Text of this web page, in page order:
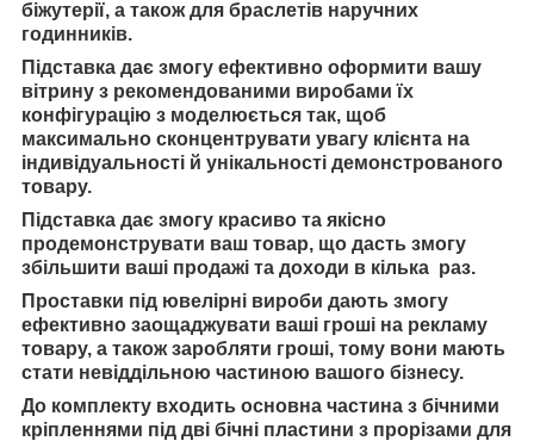
біжутерії, а також для браслетів наручних
годинників.
Підставка дає змогу ефективно оформити вашу
вітрину з рекомендованими виробами їх
конфігурацію з моделюється так, щоб
максимально сконцентрувати увагу клієнта на
індивідуальності й унікальності демонстрованого
товару.
Підставка дає змогу красиво та якісно
продемонструвати ваш товар, що дасть змогу
збільшити ваші продажі та доходи в кілька раз.
Проставки під ювелірні вироби дають змогу
ефективно заощаджувати ваші гроші на рекламу
товару, а також заробляти гроші, тому вони мають
стати невіддільною частиною вашого бізнесу.
До комплекту входить основна частина з бічними
кріпленнями під дві бічні пластини з прорізами для